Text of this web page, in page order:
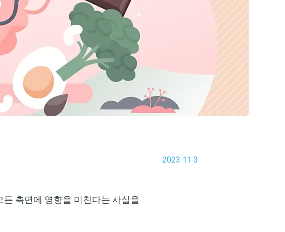
2023 11 3
측면에 영향을 미친다는 사실을